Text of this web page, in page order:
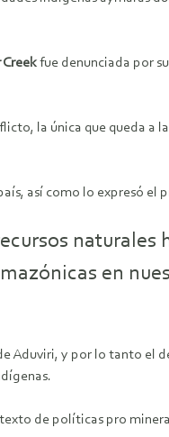
Creekfue denunciada por
la única que queda a
así como lo expresó el
naturales
en
Aduviri, y por lo tanto el
de políticas pro